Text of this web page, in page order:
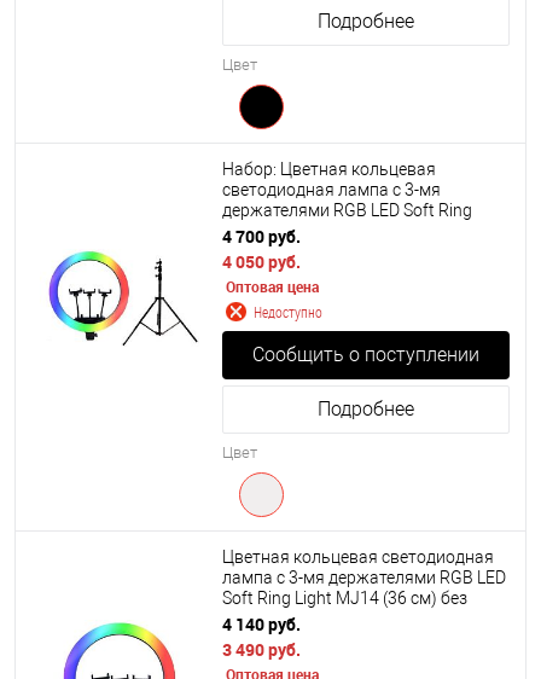
Подробнее
Цвет
Набор: Цветная кольцевая
светодиодная лампа с 3-мя
держателями RGB LED Soft Ring
Light MJ14 (36 см) + Штатив 210 см.
4 700 руб.
4 050 руб.
Оптовая цена
Недоступно
Сообщить о поступлении
Подробнее
Цвет
Цветная кольцевая светодиодная
лампа с 3-мя держателями RGB LED
Soft Ring Light MJ14 (36 см) без
штатива
4 140 руб.
3 490 руб.
Оптовая цена